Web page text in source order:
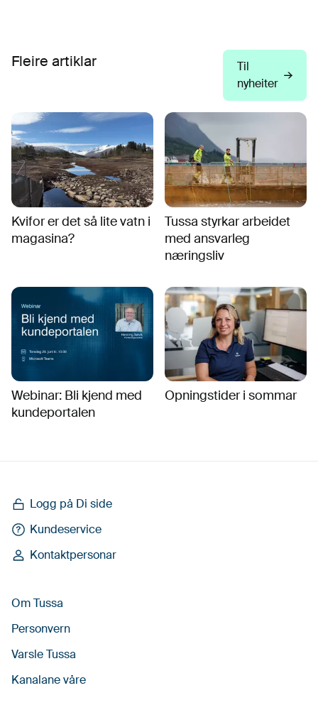
Fleire artiklar
Til
nyheiter
Kvifor er det så lite vatn i
magasina?
Tussa styrkar arbeidet
med ansvarleg
næringsliv
Webinar: Bli kjend med
kundeportalen
Opningstider i sommar
Logg på Di side
Kundeservice
Kontaktpersonar
Om Tussa
Personvern
Varsle Tussa
Kanalane våre